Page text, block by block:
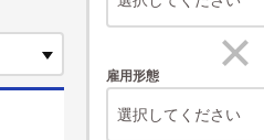
雇用形態
選択してください